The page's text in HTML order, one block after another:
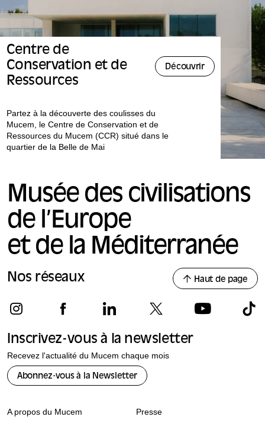
Centre de
Conservation et de
Ressources
Découvrir
Partez à la découverte des coulisses du
Mucem, le Centre de Conservation et de
Ressources du Mucem (CCR) situé dans le
quartier de la Belle de Mai
Musée des civilisations
de l’Europe
et de la Méditerranée
Nos réseaux Haut de page
Inscrivez-vous à la newsletter
Recevez l'actualité du Mucem chaque mois
Abonnez-vous à la Newsletter
A propos du Mucem Presse